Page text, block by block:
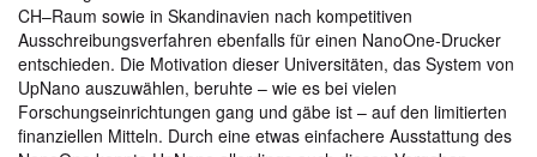
CH–Raum sowie in Skandinavien nach kompetitiven
Ausschreibungsverfahren ebenfalls für einen NanoOne-Drucker
entschieden. Die Motivation dieser Universitäten, das System von
UpNano auszuwählen, beruhte – wie es bei vielen
Forschungseinrichtungen gang und gäbe ist – auf den limitierten
finanziellen Mitteln. Durch eine etwas einfachere Ausstattung des